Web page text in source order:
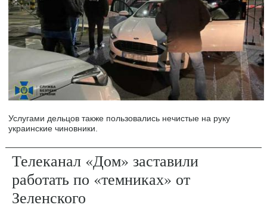
Услугами дельцов также пользовались нечистые на руку
украинские чиновники.
Телеканал «Дом» заставили
работать по «темниках» от
Зеленского